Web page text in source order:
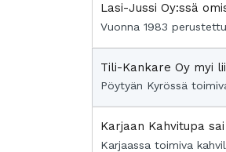
Lasi-Jussi Oy:ssä
Vuonna 1983
Tili-Kankare Oy myi
Pöytyän Kyrössä
Karjaan Kahvitupa
Karjaassa toimiva